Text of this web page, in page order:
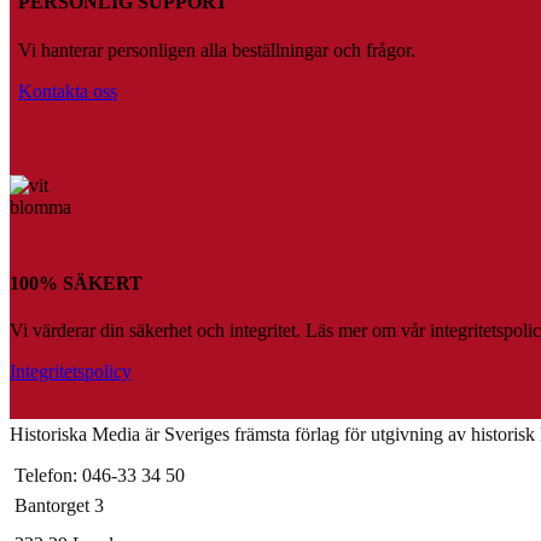
Vi hanterar personligen alla beställningar och frågor.
Kontakta oss
100% SÄKERT
Vi värderar din säkerhet och integritet. Läs mer om vår
Integritetspolicy
Historiska Media är Sveriges främsta förlag för utgivning av historisk
Telefon: 046-33 34 50
Bantorget 3